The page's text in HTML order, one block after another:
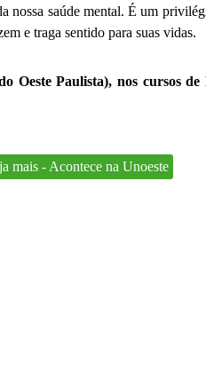
saúde mental. É um
e traga sentido para suas vidas.
Paulista), nos cursos
mais - Acontece na Unoeste